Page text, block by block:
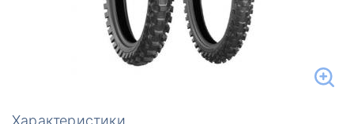
Характеристики